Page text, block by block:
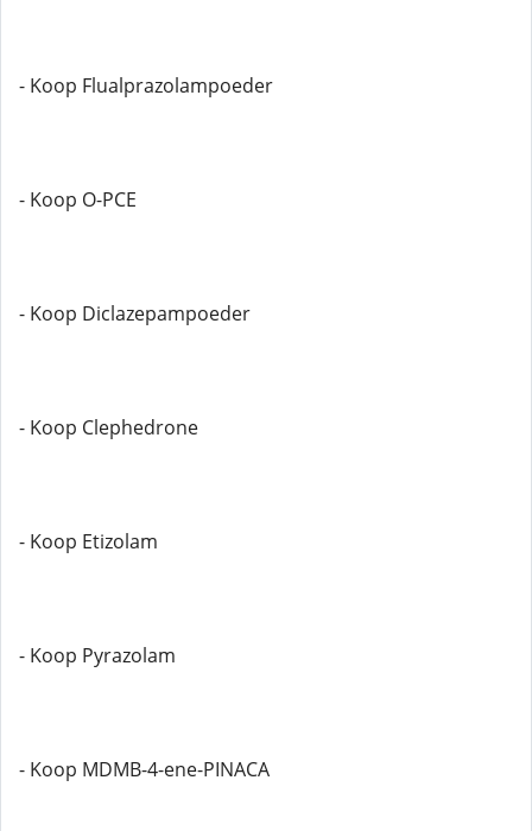
- Koop Flualprazolampoeder
- Koop O-PCE
- Koop Diclazepampoeder
- Koop Clephedrone
- Koop Etizolam
- Koop Pyrazolam
- Koop MDMB-4-ene-PINACA